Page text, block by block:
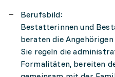
Berufsbild:
Bestatterinnen und
beraten die
Sie regeln die
Formalitäten, bereiten